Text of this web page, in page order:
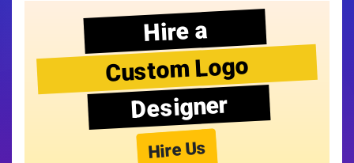
Hire a
Custom Logo
Designer
Hire Us